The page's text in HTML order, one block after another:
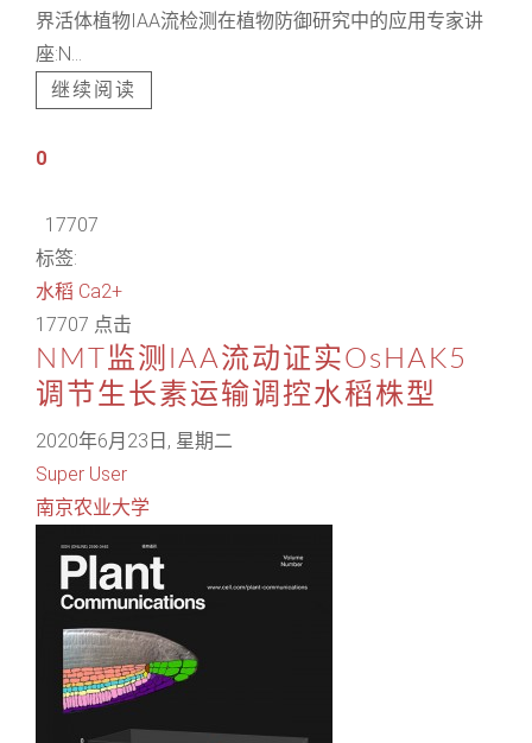
界活体植物IAA流检测在植物防御研究中的应用专家讲
座:N...
继续阅读
0
17707
标签:
水稻 Ca2+
17707 点击
NMT监测IAA流动证实OsHAK5
调节生长素运输调控水稻株型
2020年6月23日, 星期二
Super User
南京农业大学